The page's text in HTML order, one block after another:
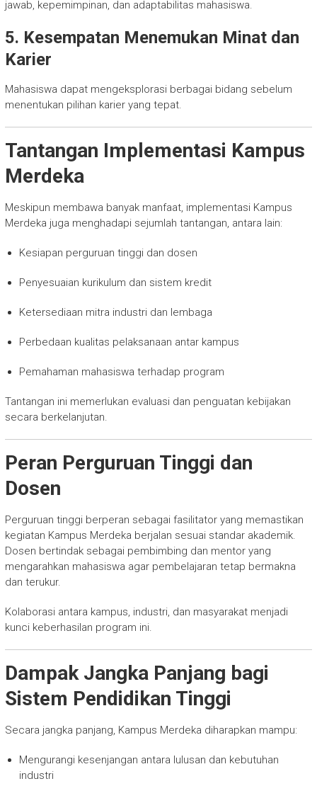
jawab, kepemimpinan, dan adaptabilitas mahasiswa.
5. Kesempatan Menemukan Minat dan
Karier
Mahasiswa dapat mengeksplorasi berbagai bidang sebelum
menentukan pilihan karier yang tepat.
Tantangan Implementasi Kampus
Merdeka
Meskipun membawa banyak manfaat, implementasi Kampus
Merdeka juga menghadapi sejumlah tantangan, antara lain:
Kesiapan perguruan tinggi dan dosen
Penyesuaian kurikulum dan sistem kredit
Ketersediaan mitra industri dan lembaga
Perbedaan kualitas pelaksanaan antar kampus
Pemahaman mahasiswa terhadap program
Tantangan ini memerlukan evaluasi dan penguatan kebijakan
secara berkelanjutan.
Peran Perguruan Tinggi dan
Dosen
Perguruan tinggi berperan sebagai fasilitator yang memastikan
kegiatan Kampus Merdeka berjalan sesuai standar akademik.
Dosen bertindak sebagai pembimbing dan mentor yang
mengarahkan mahasiswa agar pembelajaran tetap bermakna
dan terukur.
Kolaborasi antara kampus, industri, dan masyarakat menjadi
kunci keberhasilan program ini.
Dampak Jangka Panjang bagi
Sistem Pendidikan Tinggi
Secara jangka panjang, Kampus Merdeka diharapkan mampu:
Mengurangi kesenjangan antara lulusan dan kebutuhan
industri